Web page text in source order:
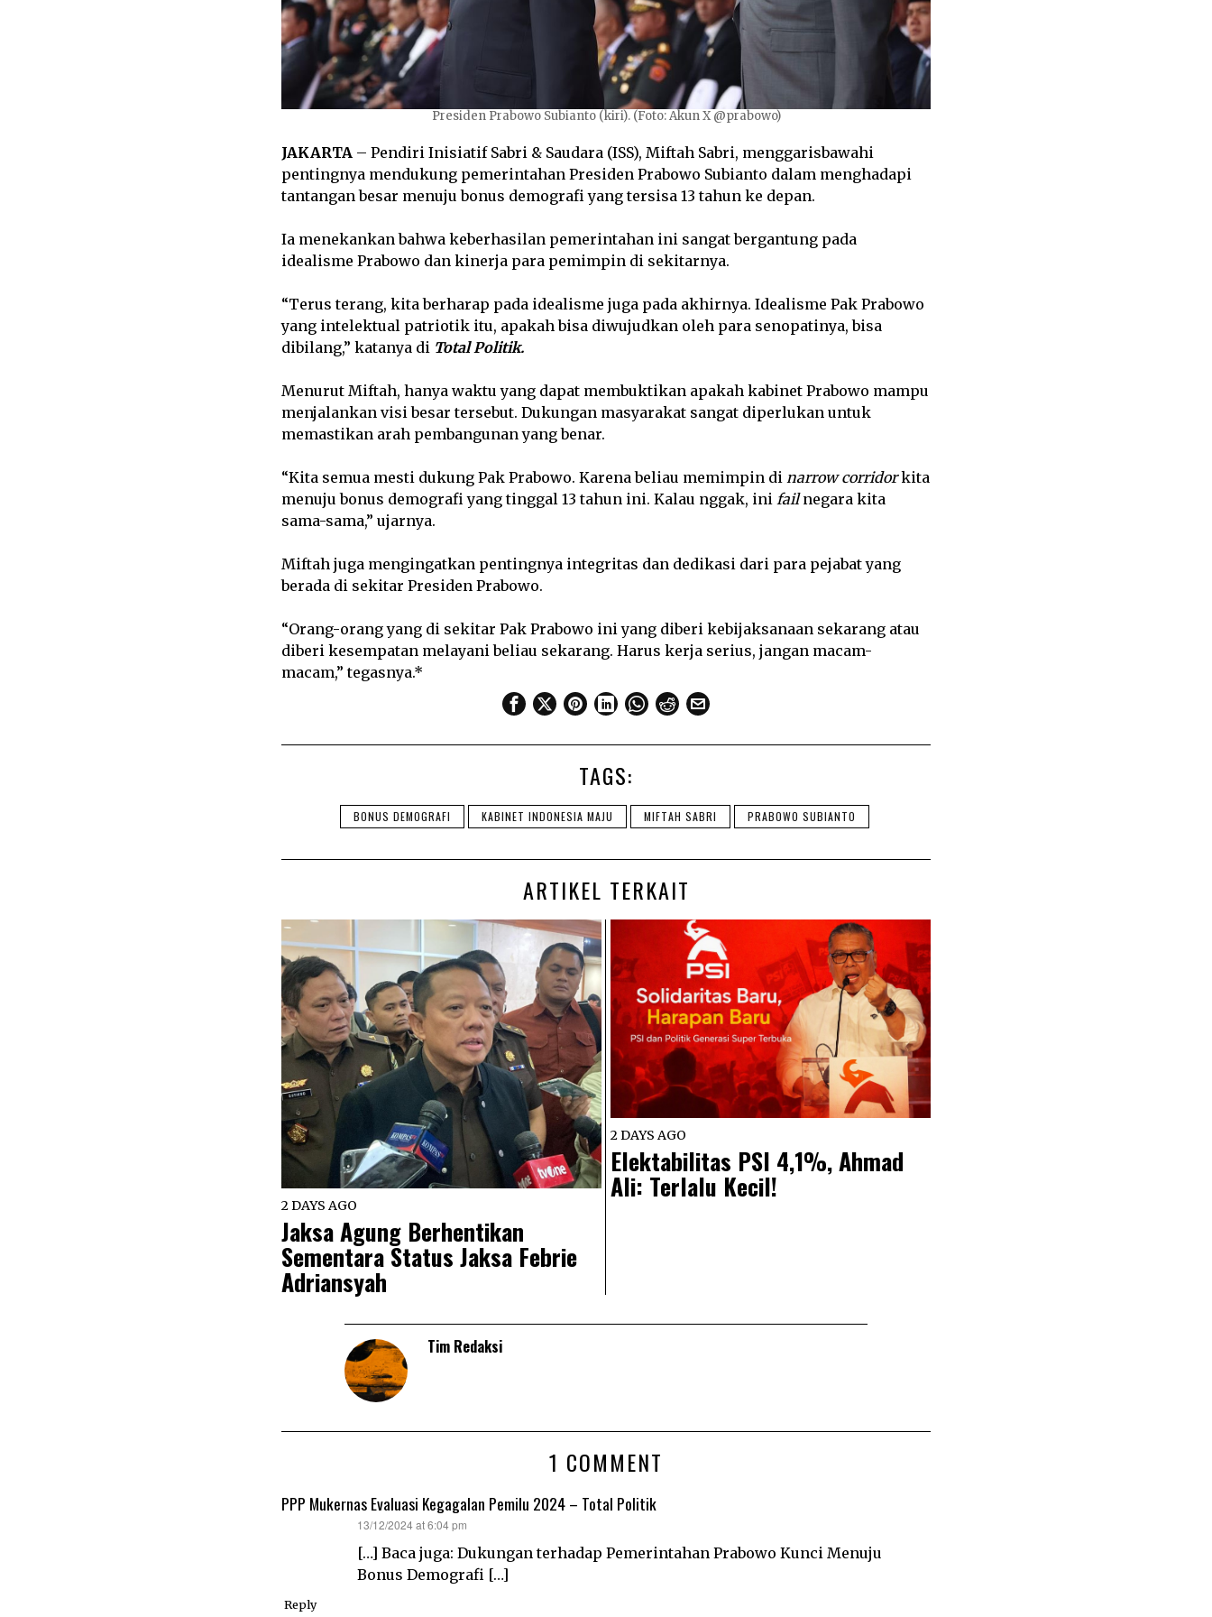
Presiden Prabowo Subianto (kiri). (Foto: Akun X @prabowo)
JAKARTA – Pendiri Inisiatif Sabri & Saudara (ISS), Miftah Sabri, menggarisbawahi
pentingnya mendukung pemerintahan Presiden Prabowo Subianto dalam menghadapi
tantangan besar menuju bonus demografi yang tersisa 13 tahun ke depan.
Ia menekankan bahwa keberhasilan pemerintahan ini sangat bergantung pada
idealisme Prabowo dan kinerja para pemimpin di sekitarnya.
“Terus terang, kita berharap pada idealisme juga pada akhirnya. Idealisme Pak Prabowo
yang intelektual patriotik itu, apakah bisa diwujudkan oleh para senopatinya, bisa
dibilang,” katanya di Total Politik.
Menurut Miftah, hanya waktu yang dapat membuktikan apakah kabinet Prabowo mampu
menjalankan visi besar tersebut. Dukungan masyarakat sangat diperlukan untuk
memastikan arah pembangunan yang benar.
“Kita semua mesti dukung Pak Prabowo. Karena beliau memimpin di narrow corridorkita
menuju bonus demografi yang tinggal 13 tahun ini. Kalau nggak, ini failnegara kita
sama-sama,” ujarnya.
Miftah juga mengingatkan pentingnya integritas dan dedikasi dari para pejabat yang
berada di sekitar Presiden Prabowo.
“Orang-orang yang di sekitar Pak Prabowo ini yang diberi kebijaksanaan sekarang atau
diberi kesempatan melayani beliau sekarang. Harus kerja serius, jangan macam-
macam,” tegasnya.*
TAGS:
BONUS DEMOGRAFI KABINET INDONESIA MAJU MIFTAH SABRI PRABOWO SUBIANTO
ARTIKEL TERKAIT
2 DAYS AGO
Jaksa Agung Berhentikan
Sementara Status Jaksa Febrie
Adriansyah
2 DAYS AGO
Elektabilitas PSI 4,1%, Ahmad
Ali: Terlalu Kecil!
Tim Redaksi
1 COMMENT
PPP Mukernas Evaluasi Kegagalan Pemilu 2024 – Total Politik
13/12/2024 at 6:04 pm
[…] Baca juga: Dukungan terhadap Pemerintahan Prabowo Kunci Menuju
Bonus Demografi […]
Reply